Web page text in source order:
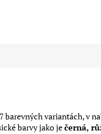
variantách, v
barvy jako ječerná,